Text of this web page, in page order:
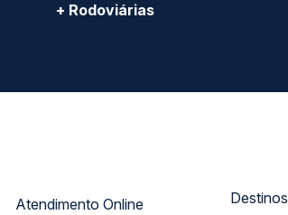
+ Rodoviárias
Atendimento Online
Destinos